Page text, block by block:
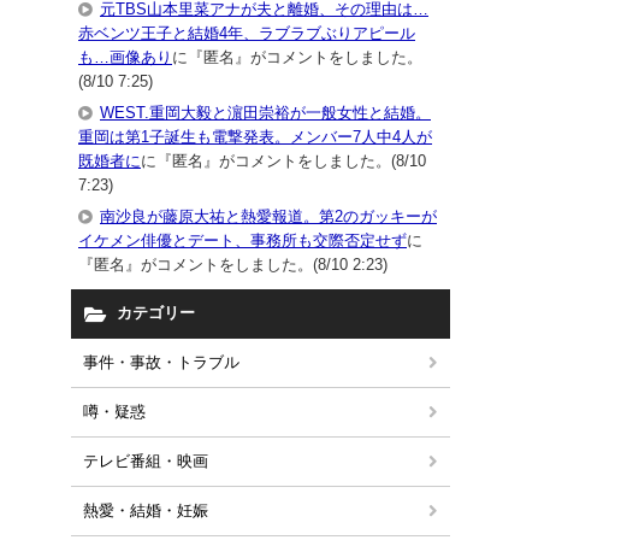
元TBS山本里菜アナが夫と離婚、その理由は…
赤ベンツ王子と結婚4年、ラブラブぶりアピール
も…画像あり に『匿名』がコメントをしました。
(8/10 7:25)
WEST.重岡大毅と濵田崇裕が一般女性と結婚。
重岡は第1子誕生も電撃発表。メンバー7人中4人が
既婚者にに『匿名』がコメントをしました。(8/10
7:23)
南沙良が藤原大祐と熱愛報道。第2のガッキーが
イケメン俳優とデート、事務所も交際否定せずに
『匿名』がコメントをしました。(8/10 2:23)
カテゴリー
事件・事故・トラブル
噂・疑惑
テレビ番組・映画
熱愛・結婚・妊娠